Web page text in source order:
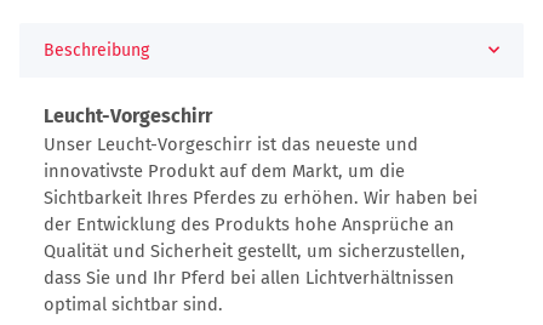
Beschreibung
Leucht-Vorgeschirr
Unser Leucht-Vorgeschirr ist das neueste und
innovativste Produkt auf dem Markt, um die
Sichtbarkeit Ihres Pferdes zu erhöhen. Wir haben bei
der Entwicklung des Produkts hohe Ansprüche an
Qualität und Sicherheit gestellt, um sicherzustellen,
dass Sie und Ihr Pferd bei allen Lichtverhältnissen
optimal sichtbar sind.